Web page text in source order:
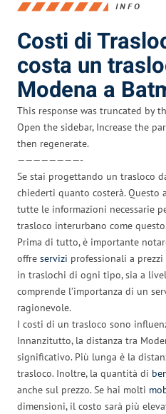
INFO
Costi di
costa un
Modena a
This response was truncated by
Open the sidebar, Increase the
then regenerate.
————————-
Se stai progettando un trasloco
chiederti quanto costerà.
tutte le informazioni necessarie
trasloco interurbano come
Prima di tutto, è importante
offre servizi professionali a prezzi
in traslochi di ogni tipo, sia a
comprende l’importanza di un
ragionevole.
I costi di un trasloco sono
Innanzitutto, la distanza tra
significativo. Più lunga è la
trasloco. Inoltre, la quantità di
anche sul prezzo. Se hai molti
dimensioni, il costo sarà più